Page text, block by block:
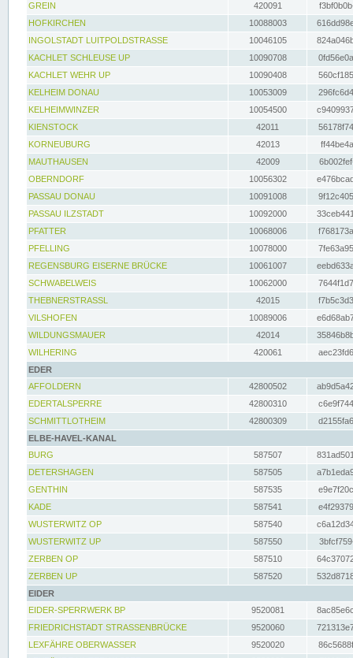
GREIN
420091
HOFKIRCHEN
10088003
INGOLSTADT LUITPOLDSTRASSE
10046105
KACHLET SCHLEUSE UP
10090708
KACHLET WEHR UP
10090408
KELHEIM DONAU
10053009
KELHEIMWINZER
10054500
KIENSTOCK
42011
KORNEUBURG
42013
MAUTHAUSEN
42009
OBERNDORF
10056302
PASSAU DONAU
10091008
PASSAU ILZSTADT
10092000
PFATTER
10068006
PFELLING
10078000
REGENSBURG EISERNE BRÜCKE
10061007
SCHWABELWEIS
10062000
THEBNERSTRASSL
42015
VILSHOFEN
10089006
WILDUNGSMAUER
42014
WILHERING
420061
EDER
AFFOLDERN
42800502
EDERTALSPERRE
42800310
SCHMITTLOTHEIM
42800309
ELBE-HAVEL-KANAL
BURG
587507
DETERSHAGEN
587505
GENTHIN
587535
KADE
587541
WUSTERWITZ OP
587540
WUSTERWITZ UP
587550
ZERBEN OP
587510
ZERBEN UP
587520
EIDER
EIDER-SPERRWERK BP
9520081
FRIEDRICHSTADT STRASSENBRÜCKE
9520060
LEXFÄHRE OBERWASSER
9520020